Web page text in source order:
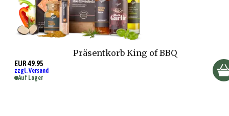
Präsentkorb King of BBQ
EUR 49.95
zzgl. Versand
Auf Lager